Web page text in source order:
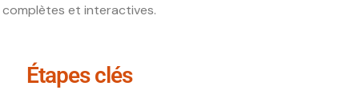
complètes et interactives.
Étapes clés